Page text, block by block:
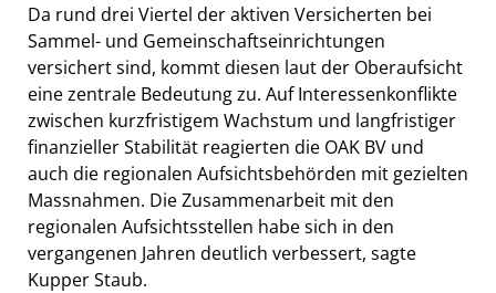
Da rund drei Viertel der aktiven Versicherten bei
Sammel- und Gemeinschaftseinrichtungen
versichert sind, kommt diesen laut der Oberaufsicht
eine zentrale Bedeutung zu. Auf Interessenkonflikte
zwischen kurzfristigem Wachstum und langfristiger
finanzieller Stabilität reagierten die OAK BV und
auch die regionalen Aufsichtsbehörden mit gezielten
Massnahmen. Die Zusammenarbeit mit den
regionalen Aufsichtsstellen habe sich in den
vergangenen Jahren deutlich verbessert, sagte
Kupper Staub.